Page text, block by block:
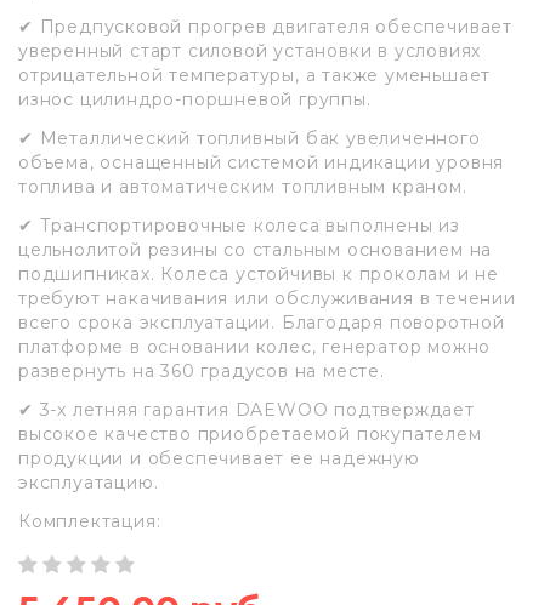
✔ Предпусковой прогрев двигателя обеспечивает
уверенный старт силовой установки в условиях
отрицательной температуры, а также уменьшает
износ цилиндро-поршневой группы.
✔ Металлический топливный бак увеличенного
объема, оснащенный системой индикации уровня
топлива и автоматическим топливным краном.
✔ Транспортировочные колеса выполнены из
цельнолитой резины со стальным основанием на
подшипниках. Колеса устойчивы к проколам и не
требуют накачивания или обслуживания в течении
всего срока эксплуатации. Благодаря поворотной
платформе в основании колес, генератор можно
развернуть на 360 градусов на месте.
✔ 3-х летняя гарантия DAEWOO подтверждает
высокое качество приобретаемой покупателем
продукции и обеспечивает ее надежную
эксплуатацию.
Комплектация: